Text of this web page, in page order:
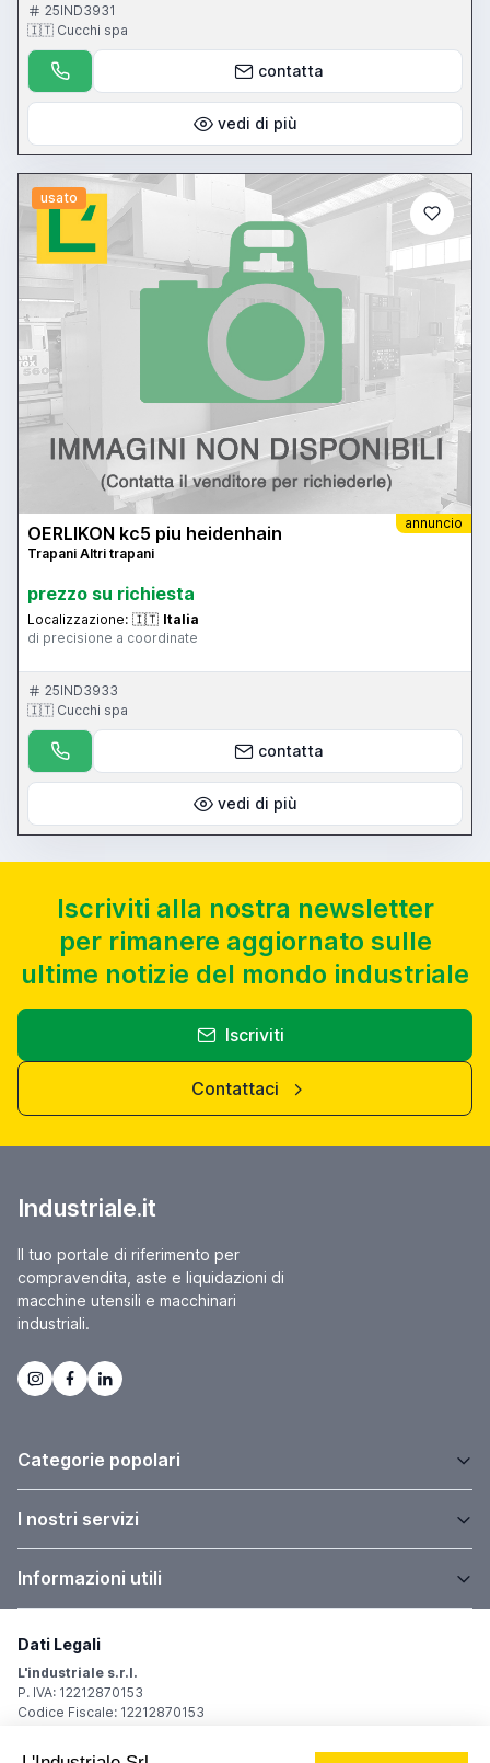
25IND3931
🇮🇹 Cucchi spa
contatta
vedi di più
usato
annuncio
OERLIKON kc5 piu heidenhain
Trapani Altri trapani
prezzo su richiesta
Localizzazione: 🇮🇹 Italia
di precisione a coordinate
25IND3933
🇮🇹 Cucchi spa
contatta
vedi di più
Iscriviti alla nostra newsletter
per rimanere aggiornato sulle
ultime notizie del mondo industriale
Iscriviti
Contattaci
Industriale.it
Il tuo portale di riferimento per
compravendita, aste e liquidazioni di
macchine utensili e macchinari
industriali.
Categorie popolari
I nostri servizi
Informazioni utili
Dati Legali
L'industriale s.r.l.
P. IVA: 12212870153
Codice Fiscale: 12212870153
Sede Legale